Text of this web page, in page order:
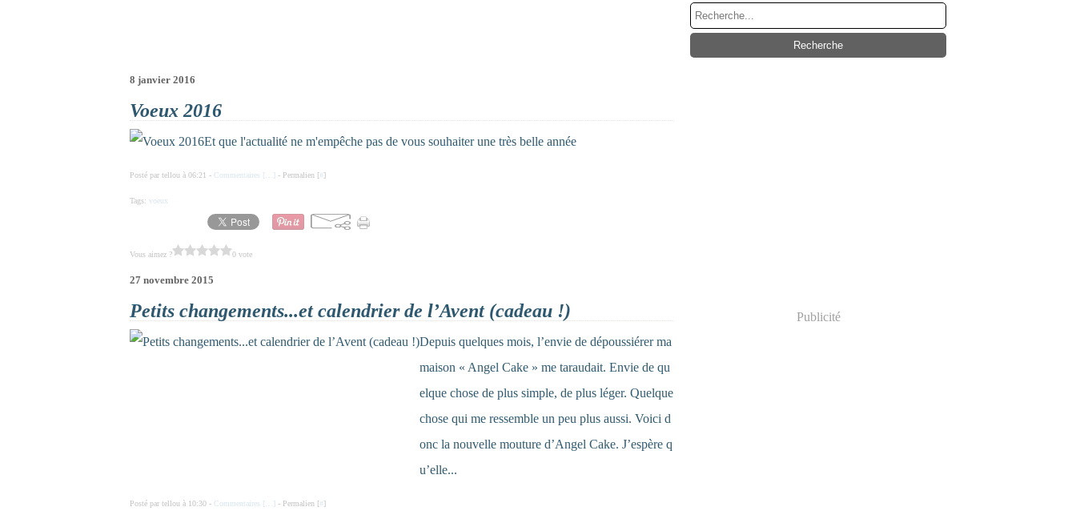
8 janvier 2016
Voeux 2016
Et que l'actualité ne m'empêche pas de vous souhaiter une très belle année
Posté par tellou à 06:21 - Commentaires [ ] - Permalien [#]
Tags: voeux
Vous aimez ? 0 vote
27 novembre 2015
Petits changements...et calendrier de l’Avent (cadeau !)
Depuis quelques mois, l’envie de dépoussiérer ma
maison « Angel Cake » me taraudait. Envie de qu
elque chose de plus simple, de plus léger. Quelque
chose qui me ressemble un peu plus aussi. Voici d
onc la nouvelle mouture d’Angel Cake. J’espère q
u’elle...
Posté par tellou à 10:30 - Commentaires [ ] - Permalien [#]
Publicité